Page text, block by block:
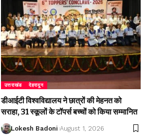
उत्तराखंड देहरादून
डीआईटी विश्वविद्यालय ने छात्रों की मेहनत को
सराहा, 31 स्कूलों के टॉपर्स बच्चों को किया सम्मानित
Lokesh Badoni August 1, 2026